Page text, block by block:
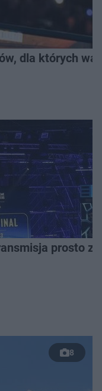
dla których
prosto
8